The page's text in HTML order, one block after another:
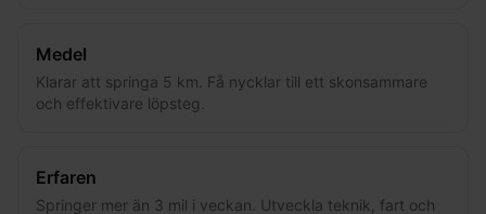
Medel
Klarar att springa 5 km. Få nycklar till ett skonsammare
och effektivare löpsteg.
Erfaren
Springer mer än 3 mil i veckan. Utveckla teknik, fart och